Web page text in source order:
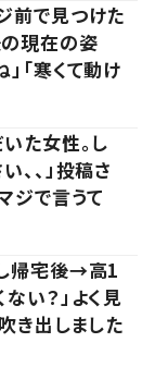
前で見つけた
現在の姿
「寒くて動け
た女性。し
、、」投稿さ
ジで言うて
帰宅後→高1
い？」よく見
き出しました